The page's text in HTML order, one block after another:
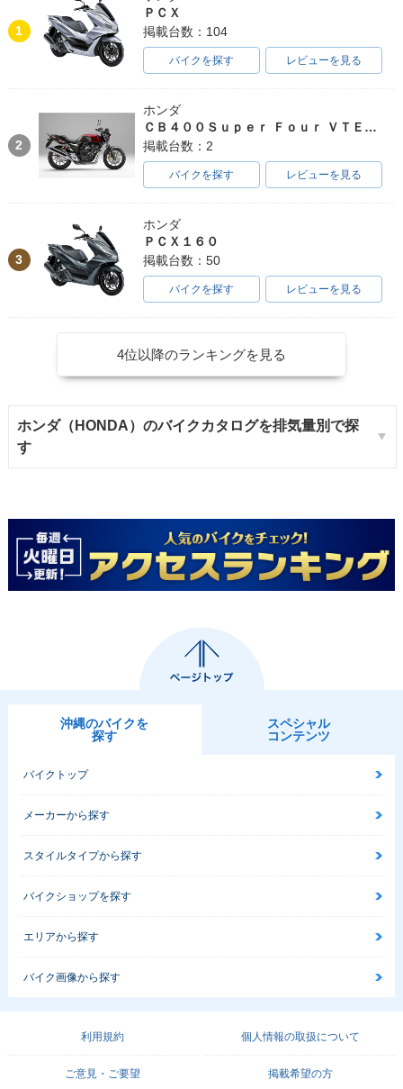
1
ＰＣＸ
掲載台数：104
バイクを探す レビューを見る
2
ホンダ
ＣＢ４００Ｓｕｐｅｒ Ｆｏｕｒ ＶＴＥＣ ＳＰＥＣ３
掲載台数：2
バイクを探す レビューを見る
3
ホンダ
ＰＣＸ１６０
掲載台数：50
バイクを探す レビューを見る
4位以降のランキングを見る
ホンダ（HONDA）のバイクカタログを排気量別で探
す
沖縄のバイクを
探す
スペシャル
コンテンツ
バイクトップ
メーカーから探す
スタイルタイプから探す
バイクショップを探す
エリアから探す
バイク画像から探す
利用規約 個人情報の取扱について
ご意見・ご要望 掲載希望の方